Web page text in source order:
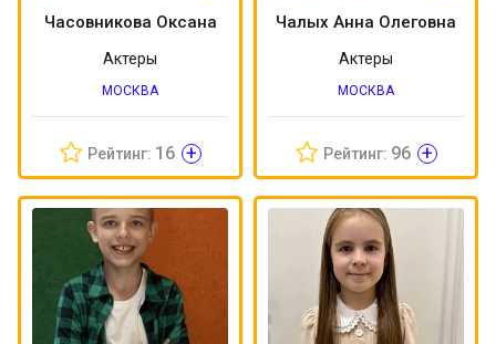
Часовникова Оксана
Актеры
МОСКВА
Рейтинг: 16 +
Чалых Анна Олеговна
Актеры
МОСКВА
Рейтинг: 96 +